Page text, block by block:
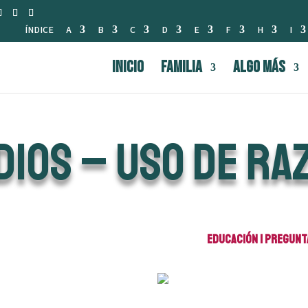
ÍNDICE A B C D E F H I
INICIO FAMILIA Algo Más
– Uso de
Educación|